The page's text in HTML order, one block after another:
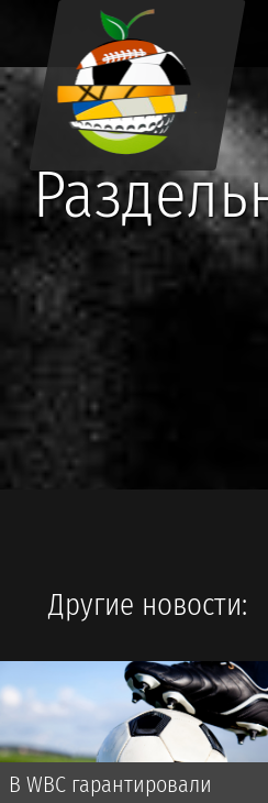
Другие новости:
В WBC гарантировали